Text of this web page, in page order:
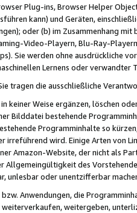
Plug-ins, Browser Helper
kann) und Geräten,
oder (b) im Zusammenhang
Video-Playern, Blu-Ray-
Sie werden ohne ausdrückliche
Lernens oder
tragen die ausschließliche
keiner Weise ergänzen, löschen
Bilddatei bestehende
Programminhalte so
irreführend wird. Einige Arten von
Amazon-Website, der nicht als
Allgemeingültigkeit des
unlesbar oder unentzifferbar
Anwendungen, die
weitergeben,